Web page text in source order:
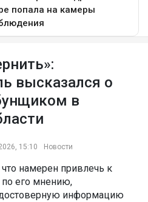
высказался о
в
15:10 Новости
намерен привлечь к
по его мнению,
информацию